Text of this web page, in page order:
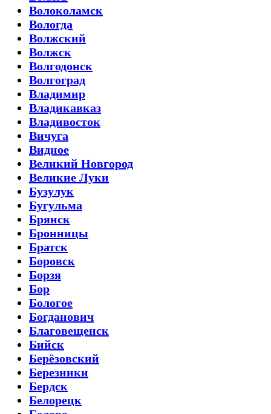
Волоколамск
Вологда
Волжский
Волжск
Волгодонск
Волгоград
Владимир
Владикавказ
Владивосток
Вичуга
Видное
Великий Новгород
Великие Луки
Бузулук
Бугульма
Брянск
Бронницы
Братск
Боровск
Борзя
Бор
Бологое
Богданович
Благовещенск
Бийск
Берёзовский
Березники
Бердск
Белорецк